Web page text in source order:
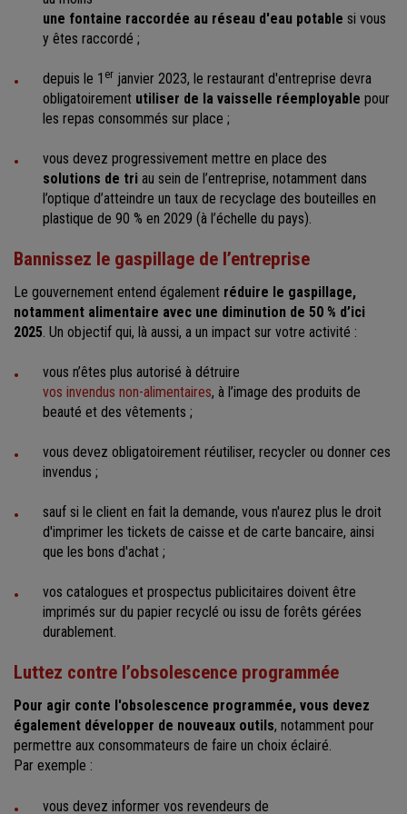
une fontaine raccordée au réseau d'eau potable si vous
y êtes raccordé ;
depuis le 1 er janvier 2023, le restaurant d'entreprise devra
obligatoirement utiliser de la vaisselle réemployable pour
les repas consommés sur place ;
vous devez progressivement mettre en place des
solutions de tri au sein de l’entreprise, notamment dans
l’optique d’atteindre un taux de recyclage des bouteilles en
plastique de 90 % en 2029 (à l’échelle du pays).
Bannissez le gaspillage de l’entreprise
Le gouvernement entend également réduire le gaspillage,
notamment alimentaire avec une diminution de 50 % d’ici
2025. Un objectif qui, là aussi, a un impact sur votre activité :
vous n’êtes plus autorisé à détruire
vos invendus non-alimentaires, à l’image des produits de
beauté et des vêtements ;
vous devez obligatoirement réutiliser, recycler ou donner ces
invendus ;
sauf si le client en fait la demande, vous n'aurez plus le droit
d'imprimer les tickets de caisse et de carte bancaire, ainsi
que les bons d'achat ;
vos catalogues et prospectus publicitaires doivent être
imprimés sur du papier recyclé ou issu de forêts gérées
durablement.
Luttez contre l’obsolescence programmée
Pour agir conte l'obsolescence programmée, vous devez
également développer de nouveaux outils, notamment pour
permettre aux consommateurs de faire un choix éclairé.
Par exemple :
vous devez informer vos revendeurs de